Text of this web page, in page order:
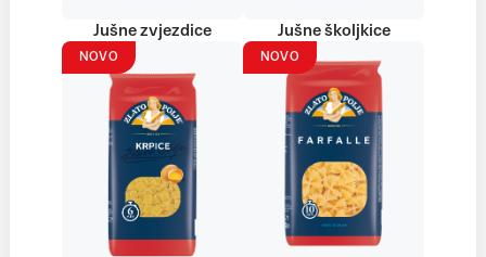
Jušne zvjezdice Jušne školjkice
NOVO NOVO